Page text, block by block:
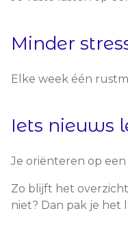
Minder
Elke week één
Iets nieuws
Je oriënteren op
Zo blijft het
niet? Dan pak je het